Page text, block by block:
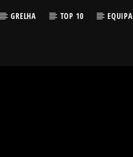
GRELHA TOP 10 EQUIPA